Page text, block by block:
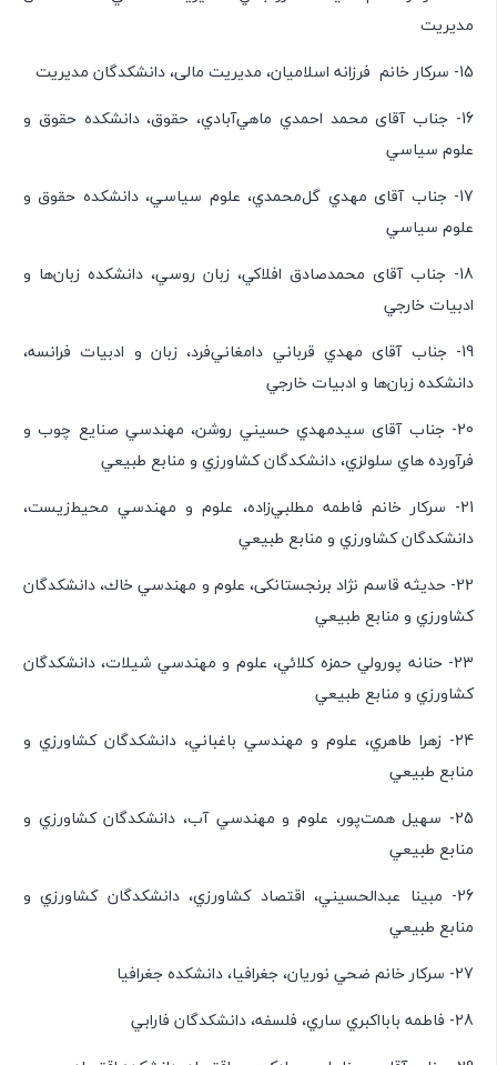
مديريت
15- سرکار خانم فرزانه اسلاميان، مدیریت مالی، دانشکدگان مدیریت
16- جناب آقای محمد احمدي ماهي‌آبادي، حقوق، دانشكده حقوق و
علوم سياسي
17- جناب آقای مهدي گل‌محمدي، علوم سياسي، دانشكده حقوق و
علوم سياسي
18- جناب آقای محمدصادق افلاكي، زبان روسي، دانشكده زبان‌ها و
ادبيات خارجي
19- جناب آقای مهدي قرباني دامغاني‌فرد، زبان و ادبيات فرانسه،
دانشكده زبان‌ها و ادبيات خارجي
20- جناب آقای سيدمهدي حسيني روشن، مهندسي صنايع چوب و
فرآورده هاي سلولزي، دانشكدگان كشاورزي و منابع طبيعي
21- سرکار خانم فاطمه مطلبي‌زاده، علوم و مهندسي محيط‌زيست،
دانشكدگان كشاورزي و منابع طبيعي
22- حدیثه قاسم نژاد برنجستانکی، علوم و مهندسي خاك، دانشكدگان
كشاورزي و منابع طبيعي
23- حنانه پورولي حمزه كلائي، علوم و مهندسي شيلات، دانشكدگان
كشاورزي و منابع طبيعي
24- زهرا طاهري، علوم و مهندسي باغباني، دانشكدگان كشاورزي و
منابع طبيعي
25- سهيل همت‌پور، علوم و مهندسي آب، دانشكدگان كشاورزي و
منابع طبيعي
26- مبينا عبدالحسيني، اقتصاد كشاورزي، دانشكدگان كشاورزي و
منابع طبيعي
27- سرکار خانم ضحي نوريان، جغرافيا، دانشكده جغرافيا
28- فاطمه بابااكبري ساري، فلسفه، دانشكدگان فارابي